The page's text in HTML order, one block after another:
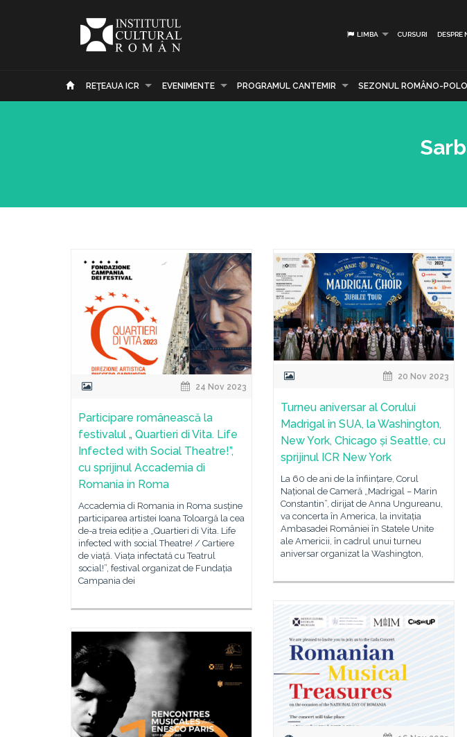
LIMBA CURSURI DESPRE
REŢEAUA ICR EVENIMENTE PROGRAMUL CANTEMIR SEZONUL ROMÂNO-
24 Nov 2023
Participare românească la
festivalul „ Quartieri di Vita. Life
Infected with Social Theatre!”,
cu sprijinul Accademia di
Romania in Roma
Accademia di Romania in Roma susține
participarea artistei Ioana Toloargă la cea
de-a treia ediție a „Quartieri di Vita. Life
infected with social Theatre! / Cartiere
de viață. Viața infectată cu Teatrul
social!”, festival organizat de Fundația
Campania dei
20 Nov 2023
Turneu aniversar al Corului
Madrigal în SUA, la Washington,
New York, Chicago și Seattle, cu
sprijinul ICR New York
La 60 de ani de la înființare, Corul
Național de Cameră „Madrigal – Marin
Constantin”, dirijat de Anna Ungureanu,
va concerta în America, la invitația
Ambasadei României în Statele Unite
ale Americii, în cadrul unui turneu
aniversar organizat la Washington,